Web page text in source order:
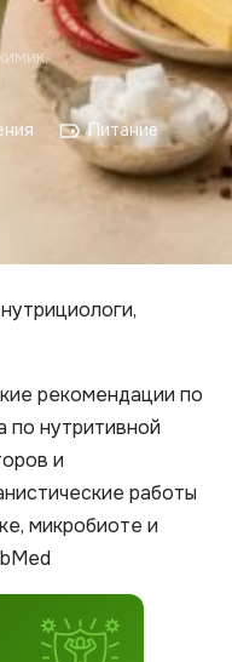
Питание
рекомендации по
по нутритивной
и
работы
микробиоте и